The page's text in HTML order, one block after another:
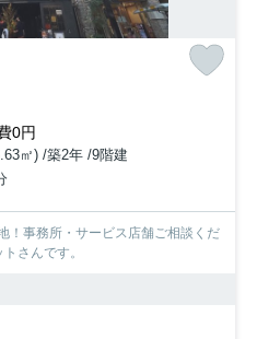
0円
㎡) /築2年 /9階建
！事務所・サービス店舗ご相談くだ
さんです。